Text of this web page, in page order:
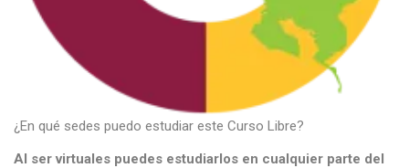
¿En qué sedes puedo estudiar este Curso Libre?
Al ser virtuales puedes estudiarlos en cualquier parte del